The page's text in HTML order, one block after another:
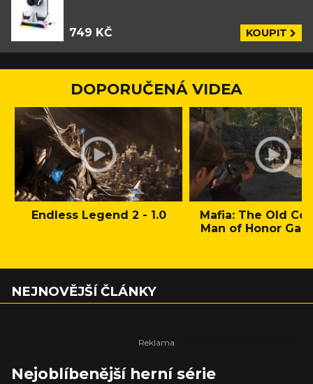
749 KČ KOUPIT
DOPORUČENÁ VIDEA
Endless Legend 2 - 1.0
Mafia: The Old
Man of Honor
NEJNOVĚJŠÍ ČLÁNKY
Nejoblíbenější herní série